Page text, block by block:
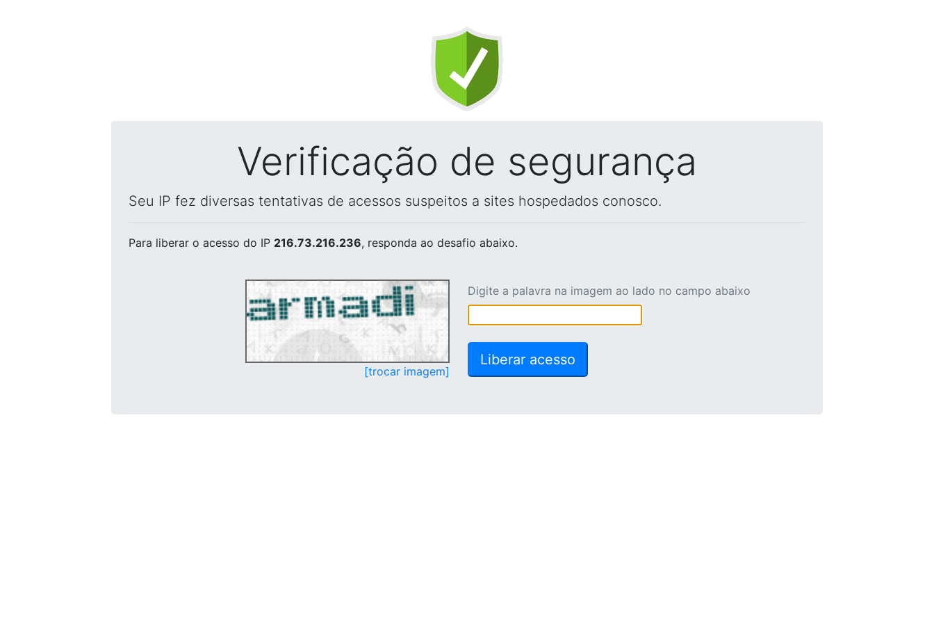
Verificação de segurança
Seu IP fez diversas tentativas de acessos suspeitos a sites hospedados conosco.
Para liberar o acesso do IP 216.73.216.236, responda ao desafio abaixo.
[trocar imagem]
Digite a palavra na imagem ao lado no campo abaixo